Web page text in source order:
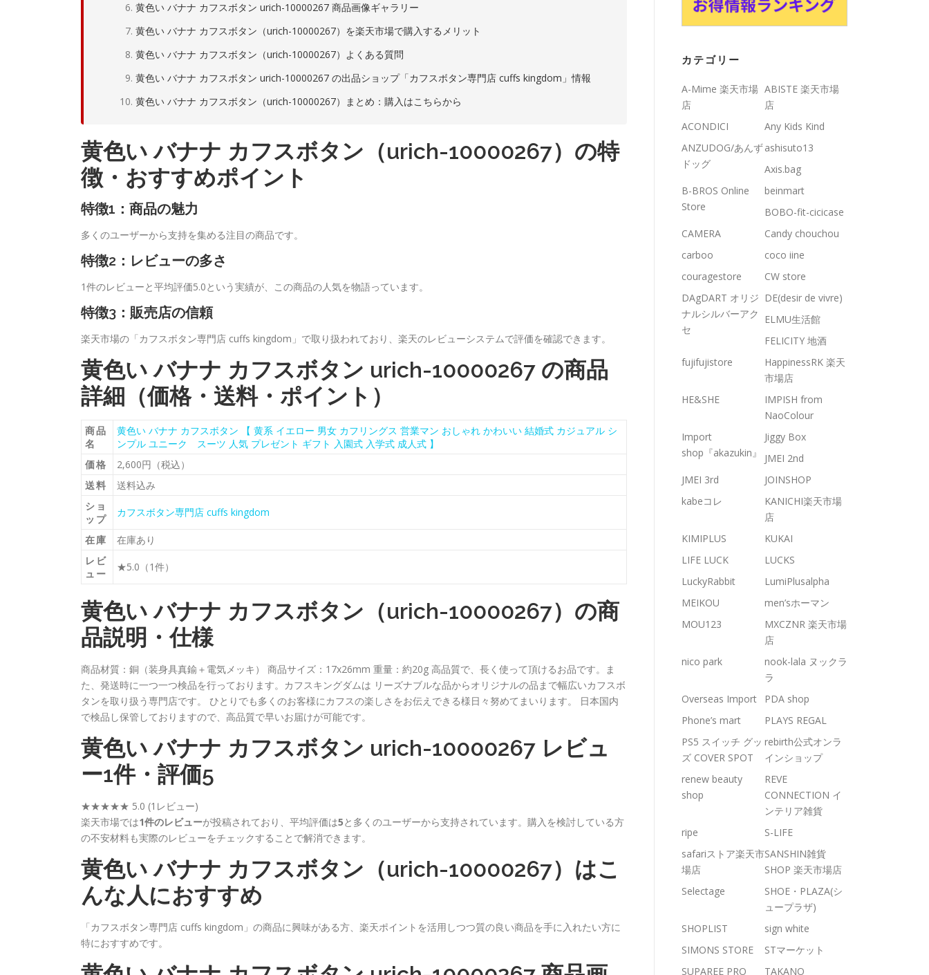
黄色い バナナ カフスボタン urich-10000267 商品画像ギャラリー
黄色い バナナ カフスボタン（urich-10000267）を楽天市場で購入するメリット
黄色い バナナ カフスボタン（urich-10000267）よくある質問
黄色い バナナ カフスボタン urich-10000267 の出品ショップ「カフスボタン専門店 cuffs kingdom」情報
黄色い バナナ カフスボタン（urich-10000267）まとめ：購入はこちらから
黄色い バナナ カフスボタン（urich-10000267）の特
徴・おすすめポイント
特徴1：商品の魅力
多くのユーザーから支持を集める注目の商品です。
特徴2：レビューの多さ
1件のレビューと平均評価5.0という実績が、この商品の人気を物語っています。
特徴3：販売店の信頼
楽天市場の「カフスボタン専門店 cuffs kingdom」で取り扱われており、楽天のレビューシステムで評価を確認できます。
黄色い バナナ カフスボタン urich-10000267 の商品
詳細（価格・送料・ポイント）
商品
名
黄色い バナナ カフスボタン 【 黄系 イエロー 男女 カフリングス 営業マン おしゃれ かわいい 結婚式 カジュアル シ
ンプル ユニーク スーツ 人気 プレゼント ギフト 入園式 入学式 成人式 】
価格
2,600円（税込）
送料
送料込み
ショ
ップ
カフスボタン専門店 cuffs kingdom
在庫
在庫あり
レビ
ュー
★5.0（1件）
黄色い バナナ カフスボタン（urich-10000267）の商
品説明・仕様
商品材質：銅（装身具真鍮＋電気メッキ） 商品サイズ：17x26mm 重量：約20g 高品質で、長く使って頂けるお品です。ま
た、発送時に一つ一つ検品を行っております。カフスキングダムは リーズナブルな品からオリジナルの品まで幅広いカフスボ
タンを取り扱う専門店です。 ひとりでも多くのお客様にカフスの楽しさをお伝えできる様日々努めてまいります。 日本国内
で検品し保管しておりますので、高品質で早いお届けが可能です。
黄色い バナナ カフスボタン urich-10000267 レビュ
ー1件・評価5
★★★★★ 5.0 (1レビュー)
楽天市場では1件のレビューが投稿されており、平均評価は5と多くのユーザーから支持されています。購入を検討している方
の不安材料も実際のレビューをチェックすることで解消できます。
黄色い バナナ カフスボタン（urich-10000267）はこ
んな人におすすめ
「カフスボタン専門店 cuffs kingdom」の商品に興味がある方、楽天ポイントを活用しつつ質の良い商品を手に入れたい方に
特におすすめです。
カテゴリー
A-Mime 楽天市場
店
ABISTE 楽天市場
店
ACONDICI
Any Kids Kind
ANZUDOG/あんず
ドッグ
ashisuto13
Axis.bag
B-BROS Online
Store
beinmart
BOBO-fit-cicicase
CAMERA
Candy chouchou
carboo
coco iine
couragestore
CW store
DAgDART オリジ
ナルシルバーアク
セ
DE(desir de vivre)
ELMU生活館
FELICITY 地酒
fujifujistore
HappinessRK 楽天
市場店
HE&SHE
IMPISH from
NaoColour
Import
shop『akazukin』
Jiggy Box
JMEI 2nd
JMEI 3rd
JOINSHOP
kabeコレ
KANICHI楽天市場
店
KIMIPLUS
KUKAI
LIFE LUCK
LUCKS
LuckyRabbit
LumiPlusalpha
MEIKOU
men’sホーマン
MOU123
MXCZNR 楽天市場
店
nico park
nook-lala ヌックラ
ラ
Overseas Import
PDA shop
Phone’s mart
PLAYS REGAL
PS5 スイッチ グッ
ズ COVER SPOT
rebirth公式オンラ
インショップ
renew beauty
shop
REVE
CONNECTION イ
ンテリア雑貨
ripe
S-LIFE
safariストア楽天市
場店
SANSHIN雑貨
SHOP 楽天市場店
Selectage
SHOE・PLAZA(シ
ュープラザ)
SHOPLIST
sign white
SIMONS STORE
STマーケット
SUPAREE PRO
TAKANO